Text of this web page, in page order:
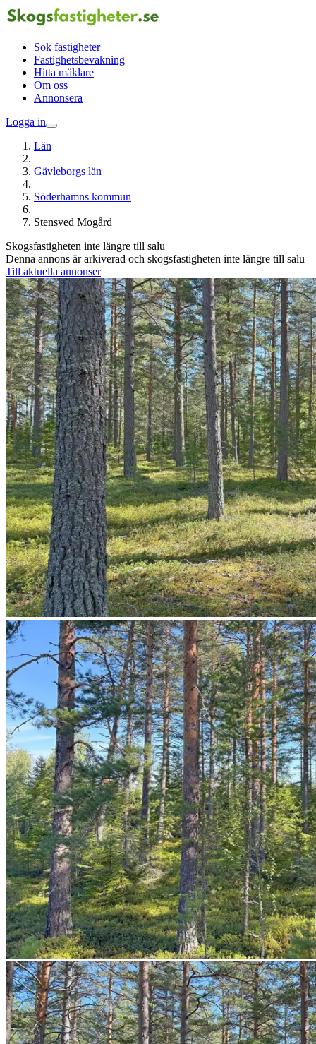
Sök fastigheter
Fastighetsbevakning
Hitta mäklare
Om oss
Annonsera
Logga in
Län
Gävleborgs län
Söderhamns kommun
Stensved Mogård
Skogsfastigheten inte längre till salu
Denna annons är arkiverad och skogsfastigheten inte längre till salu
Till aktuella annonser